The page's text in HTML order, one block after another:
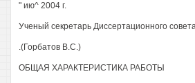
" ию^ 2004 г.
Ученый секретарь Диссертационного
.(Горбатов В.С.)
ОБЩАЯ ХАРАКТЕРИСТИКА РАБОТЫ